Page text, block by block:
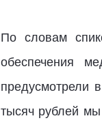
По словам
обеспечения
предусмотрели
тысяч рублей